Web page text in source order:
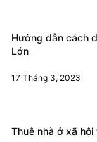
Hướng dẫn cách
Lớn
17 Tháng 3, 2023
Thuê nhà ở xã